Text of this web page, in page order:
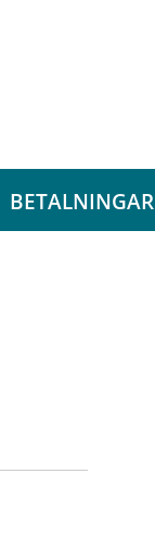
BETALNINGAR